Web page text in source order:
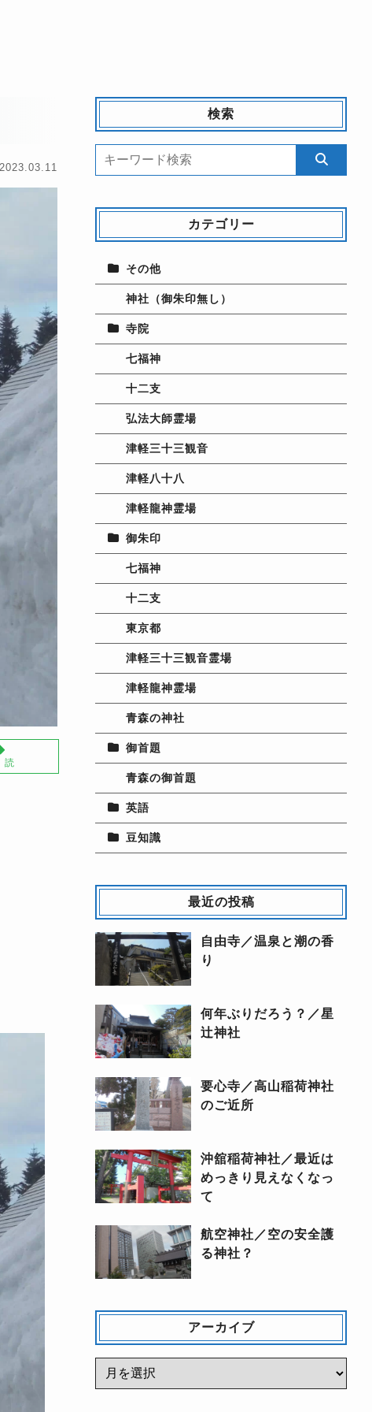
2023.03.11
検索
カテゴリー
その他
神社（御朱印無し）
寺院
七福神
十二支
弘法大師霊場
津軽三十三観音
津軽八十八
津軽龍神霊場
御朱印
七福神
十二支
東京都
津軽三十三観音霊場
津軽龍神霊場
青森の神社
御首題
青森の御首題
英語
豆知識
最近の投稿
自由寺／温泉と潮の香
り
何年ぶりだろう？／星
辻神社
要心寺／高山稲荷神社
のご近所
沖舘稲荷神社／最近は
めっきり見えなくなっ
て
航空神社／空の安全護
る神社？
アーカイブ